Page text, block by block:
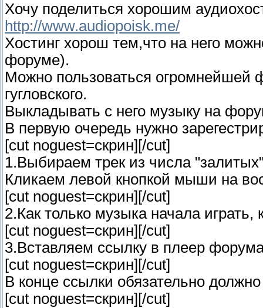
Хочу поделиться хорошим
http://www.audiopoisk.me/
Хостинг хорош тем,что на него
форуме).
Можно пользоваться огромнейшей
гугловского.
Выкладывать с него музыку на
В первую очередь нужно
[cut noguest=скрин] [/cut]
1.Выбираем трек из числа
Кликаем левой кнопкой мыши на
[cut noguest=скрин] [/cut]
2.Как только музыка начала
[cut noguest=скрин] [/cut]
3.Вставляем ссылку в плеер
[cut noguest=скрин] [/cut]
В конце ссылки обязательно
[cut noguest=скрин] [/cut]